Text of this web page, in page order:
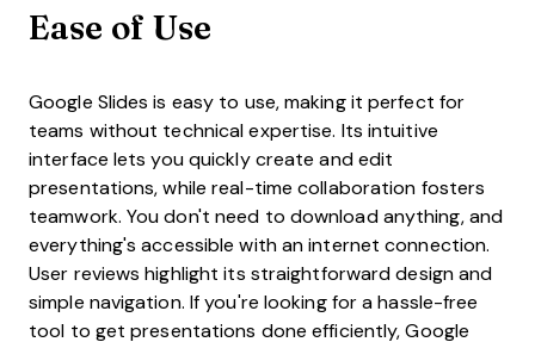
Ease of Use
Google Slides is easy to use, making it perfect for
teams without technical expertise. Its intuitive
interface lets you quickly create and edit
presentations, while real-time collaboration fosters
teamwork. You don't need to download anything, and
everything's accessible with an internet connection.
User reviews highlight its straightforward design and
simple navigation. If you're looking for a hassle-free
tool to get presentations done efficiently, Google